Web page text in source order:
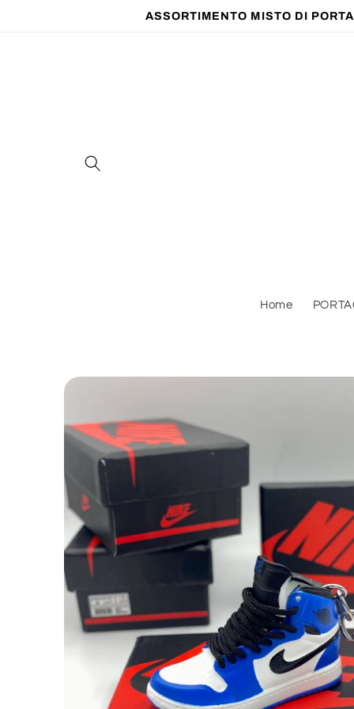
ASSORTIMENTO MISTO DI
Home
Passa alle